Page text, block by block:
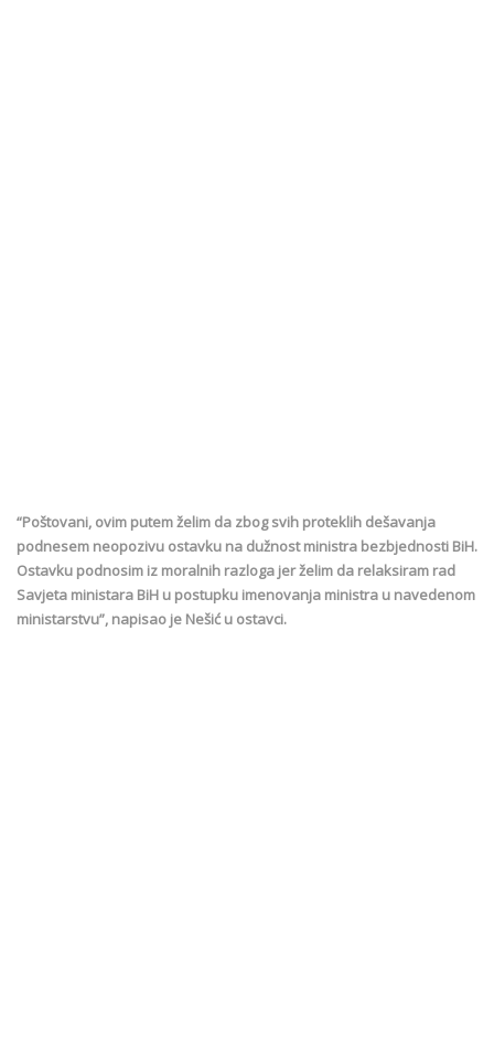
“Poštovani, ovim putem želim da zbog svih proteklih dešavanja
podnesem neopozivu ostavku na dužnost ministra bezbjednosti BiH.
Ostavku podnosim iz moralnih razloga jer želim da relaksiram rad
Savjeta ministara BiH u postupku imenovanja ministra u navedenom
ministarstvu”, napisao je Nešić u ostavci.